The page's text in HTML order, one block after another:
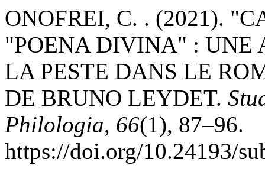
ONOFREI, C. . (2021).
"POENA DIVINA" : UNE
LA PESTE DANS LE
DE BRUNO LEYDET.
Philologia, 66(1), 87–96.
https://doi.org/10.24193/